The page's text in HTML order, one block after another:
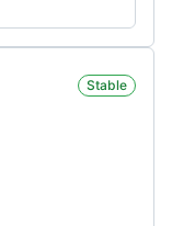
Stable